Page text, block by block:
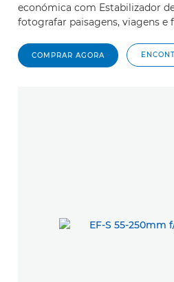
económica com Estabilizador
fotografar paisagens, viagens e
COMPRAR AGORA